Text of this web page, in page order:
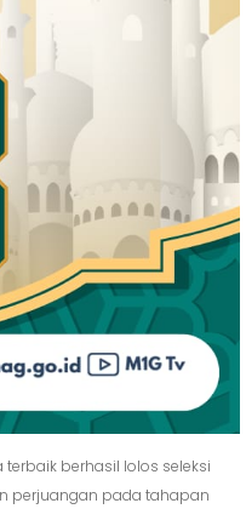
terbaik berhasil lolos seleksi
perjuangan pada tahapan